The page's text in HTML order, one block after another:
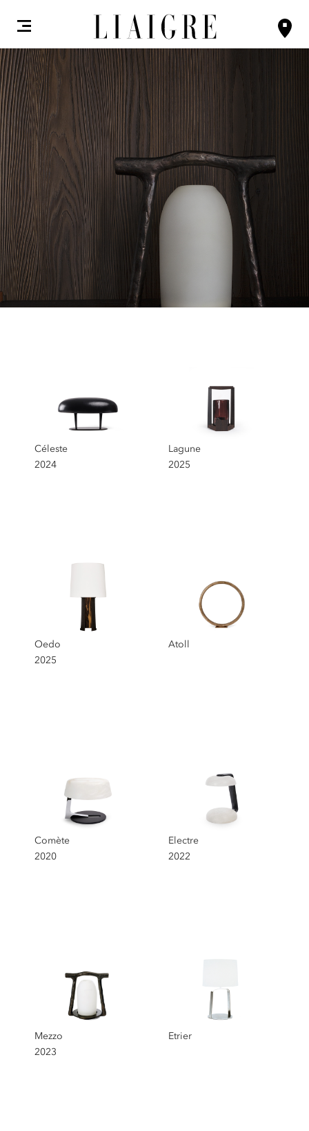
Céleste
2024
Lagune
2025
Oedo
2025
Atoll
Comète
2020
Electre
2022
Mezzo
2023
Etrier